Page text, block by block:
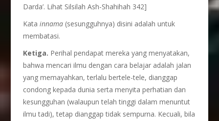
Darda’. Lihat Silsilah Ash-Shahihah 342]
Katainnama (sesungguhnya) disini adalah untuk
membatasi.
Ketiga. Perihal pendapat mereka yang menyatakan,
bahwa mencari ilmu dengan cara belajar adalah jalan
yang memayahkan, terlalu bertele-tele, dianggap
condong kepada dunia serta menyita perhatian dan
kesungguhan (walaupun telah tinggi dalam menuntut
ilmu tadi), tetap dianggap tidak sempurna. Kecuali, bila